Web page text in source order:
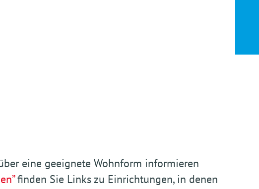
eine geeignete Wohnform informieren
finden Sie Links zu Einrichtungen, in denen